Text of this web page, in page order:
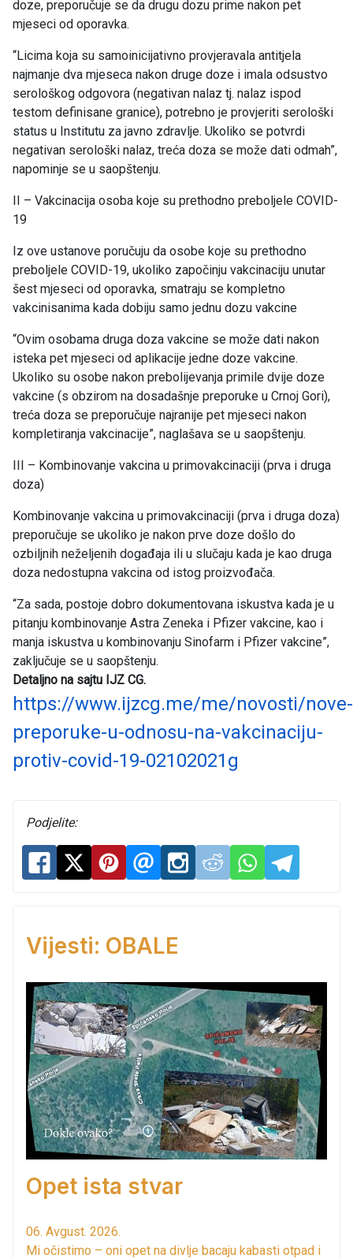
doze, preporučuje se da drugu dozu prime nakon pet
mjeseci od oporavka.
“Licima koja su samoinicijativno provjeravala antitjela
najmanje dva mjeseca nakon druge doze i imala odsustvo
serološkog odgovora (negativan nalaz tj. nalaz ispod
testom definisane granice), potrebno je provjeriti serološki
status u Institutu za javno zdravlje. Ukoliko se potvrdi
negativan serološki nalaz, treća doza se može dati odmah”,
napominje se u saopštenju.
II – Vakcinacija osoba koje su prethodno preboljele COVID-
19
Iz ove ustanove poručuju da osobe koje su prethodno
preboljele COVID-19, ukoliko započinju vakcinaciju unutar
šest mjeseci od oporavka, smatraju se kompletno
vakcinisanima kada dobiju samo jednu dozu vakcine
“Ovim osobama druga doza vakcine se može dati nakon
isteka pet mjeseci od aplikacije jedne doze vakcine.
Ukoliko su osobe nakon prebolijevanja primile dvije doze
vakcine (s obzirom na dosadašnje preporuke u Crnoj Gori),
treća doza se preporučuje najranije pet mjeseci nakon
kompletiranja vakcinacije”, naglašava se u saopštenju.
III – Kombinovanje vakcina u primovakcinaciji (prva i druga
doza)
Kombinovanje vakcina u primovakcinaciji (prva i druga doza)
preporučuje se ukoliko je nakon prve doze došlo do
ozbiljnih neželjenih događaja ili u slučaju kada je kao druga
doza nedostupna vakcina od istog proizvođača.
“Za sada, postoje dobro dokumentovana iskustva kada je u
pitanju kombinovanje Astra Zeneka i Pfizer vakcine, kao i
manja iskustva u kombinovanju Sinofarm i Pfizer vakcine”,
zaključuje se u saopštenju.
Detaljno na sajtu IJZ CG.
https://www.ijzcg.me/me/novosti/nove-
preporuke-u-odnosu-na-vakcinaciju-
protiv-covid-19-02102021g
Podjelite:
Vijesti: OBALE
Opet ista stvar
06. Avgust. 2026.
Mi očistimo – oni opet na divlje bacaju kabasti otpad i